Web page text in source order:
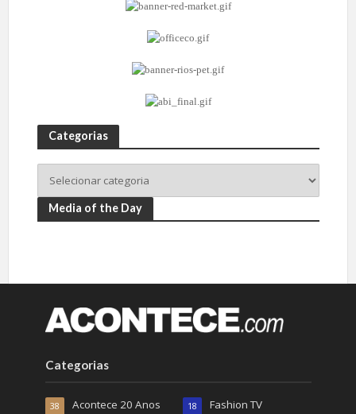
Categorias
Media of the Day
Categorias
Acontece 20 Anos
38 Fashion TV
18